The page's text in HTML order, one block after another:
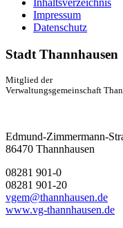
Inhaltsverzeichnis
Impressum
Datenschutz
Stadt Thannhausen
Mitglied der
Verwaltungsgemeinschaft
Edmund-Zimmermann-
86470 Thannhausen
08281 901-0
08281 901-20
vgem@thannhausen.de
www.vg-thannhausen.de